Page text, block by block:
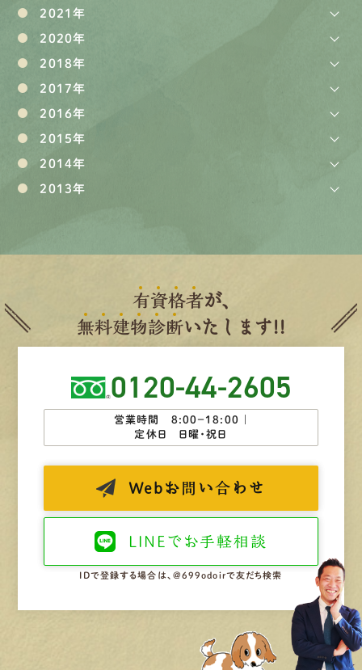
2021年
2020年
2018年
2017年
2016年
2015年
2014年
2013年
有資格者が、
無料建物診断いたします!!
0120-44-2605
営業時間 8:00−18:00 ｜
定休日 日曜・祝日
Web お問い合わせ
LINEで お手軽相談
IDで登録する場合は、@699odoirで友だち検索